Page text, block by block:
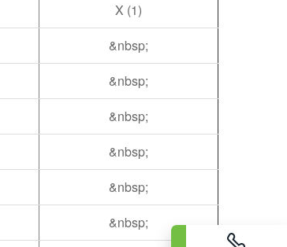
X (1)
&nbsp;
&nbsp;
&nbsp;
&nbsp;
&nbsp;
&nbsp;